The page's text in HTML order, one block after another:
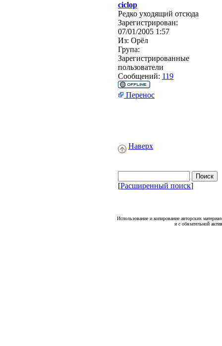
ciclop
Редко уходящий отсюда
Зарегистрирован:
07/01/2005 1:57
Из: Орёл
Група:
Зарегистрированные
пользователи
Сообщений: 119
Перенос
Наверх
[Расширенный поиск]
Использование и копирование авторских
и с обязательной